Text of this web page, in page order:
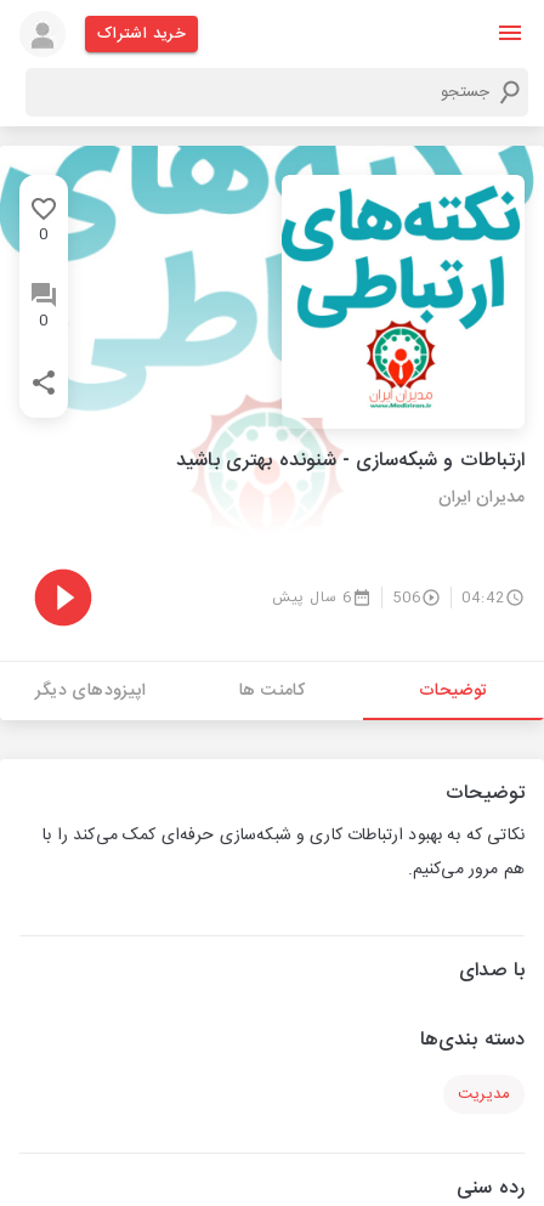
خرید اشتراک
0
0
ارتباطات و شبکه‌سازی - شنونده بهتری باشید
مدیران ایران
04:42
506 6 سال پیش
توضیحات کامنت ها اپیزودهای دیگر
توضیحات
نکاتی که به بهبود ارتباطات کاری و شبکه‌سازی حرفه‌ای کمک می‌کند را با
هم مرور می‌کنیم.
با صدای
دسته بندی‌ها
مدیریت
رده سنی